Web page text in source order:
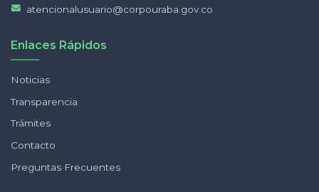
atencionalusuario@corpouraba.gov.co
Enlaces Rápidos
Noticias
Transparencia
Trámites
Contacto
Preguntas Frecuentes